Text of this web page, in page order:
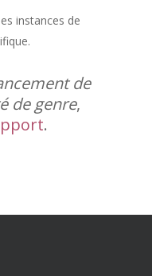
instances de
de
de genre,
.